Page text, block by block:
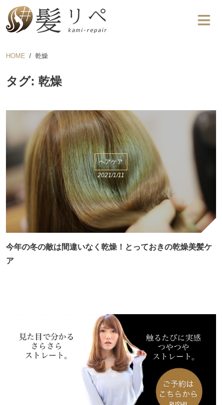
HOME 乾燥
タグ: 乾燥
ヘアケア
2021/1/11
今年の冬の敵は間違いなく乾燥！とっておきの乾燥美髪ケ
ア